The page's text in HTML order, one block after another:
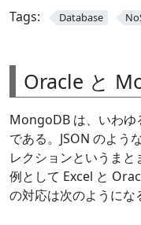
Tags: Database
Oracle と
MongoDB は、いわゆ
である。JSON のよう
レクションというま
例として Excel と
の対応は次のようにな